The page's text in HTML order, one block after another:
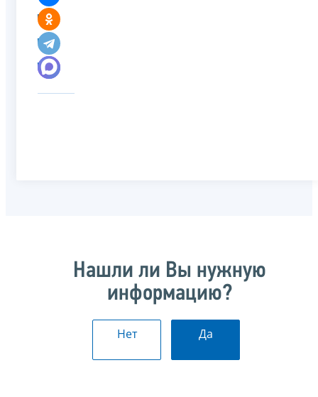
Нашли ли Вы нужную
информацию?
Нет Да